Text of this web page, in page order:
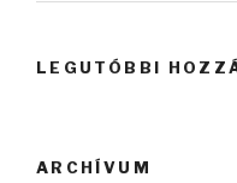
LEGUTÓBBI
ARCHÍVUM